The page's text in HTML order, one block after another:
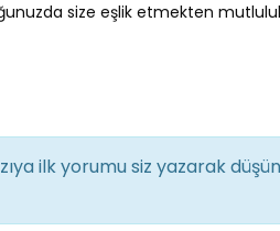
size eşlik etmekten
ilk yorumu siz yazarak